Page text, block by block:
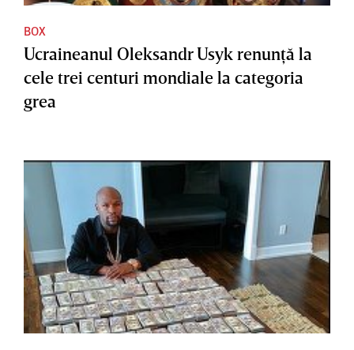
BOX
Ucraineanul Oleksandr Usyk renunţă la
cele trei centuri mondiale la categoria
grea